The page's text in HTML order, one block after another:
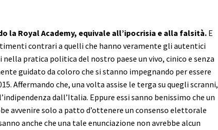
la Royal Academy, equivale all’ipocrisia e alla falsità.E
contrari a quelli che hanno veramente gli autentici
pratica politica del nostro paese un vivo, cinico e senza
guidato da coloro che si stanno impegnando per essere
Affermando che, una volta assise le terga su quegli scranni,
dall’Italia. Eppure essi sanno benissimo che un
avvenire solo a patto d’ottenere un consenso elettorale
anche che una tale enunciazione non avrebbe alcun